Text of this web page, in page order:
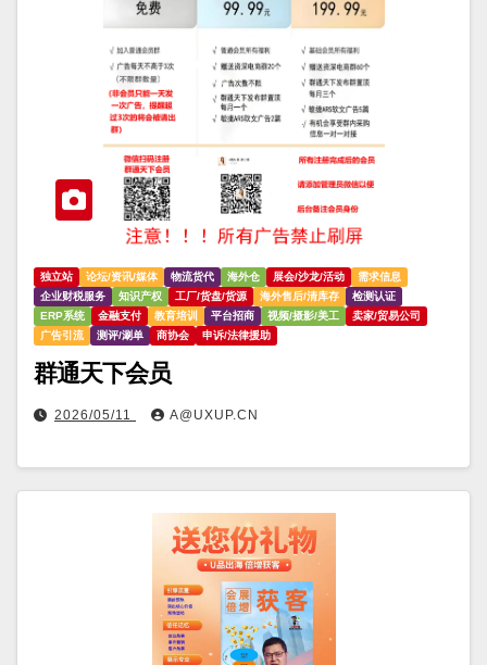
独立站 论坛/资讯/媒体 物流货代 海外仓 展会/沙龙/活动
需求信息
企业财税服务
知识产权 工厂/货盘/货源 海外售后/清库存
检测认证
ERP系统
金融支付 教育培训 平台招商 视频/摄影/美工
卖家/贸易公司
广告引流
测评/涮单 商协会 申诉/法律援助
群通天下会员
2026/05/11 A@UXUP.CN